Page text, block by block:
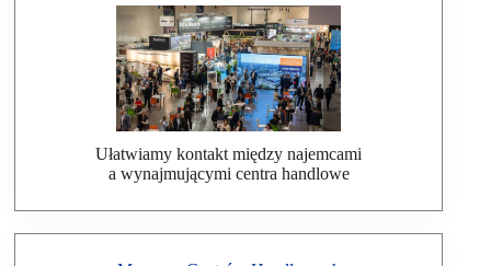
Ułatwiamy kontakt między najemcami
a wynajmującymi centra handlowe